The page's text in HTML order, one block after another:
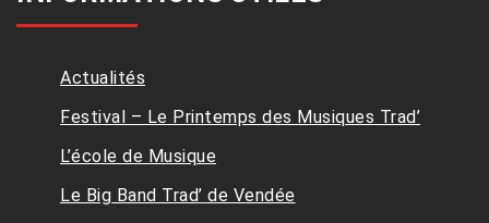
Actualités
Festival – Le Printemps des Musiques Trad’
L’école de Musique
Le Big Band Trad’ de Vendée